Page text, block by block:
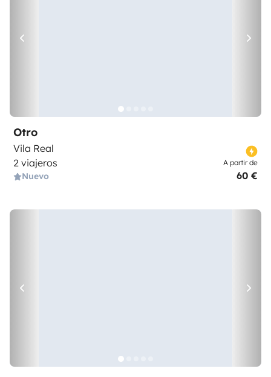
Otro
Vila Real
2 viajeros
Nuevo
A partir de
60 €